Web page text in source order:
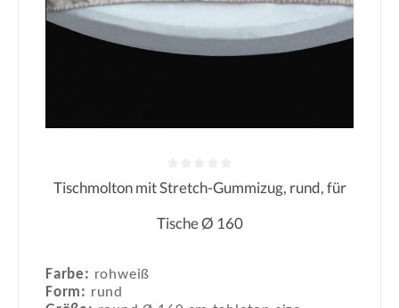
Durchschnittliche Bewertung von 0
Tischmolton mit Stretch-Gummizug, rund, für
Tische Ø 160
Farbe: rohweiß
Form: rund